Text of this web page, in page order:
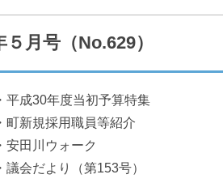
組織で探す
広報
月号（No.629）
・平成30年度当初予算特集
・町新規採用職員等紹介
・安田川ウォーク
・議会だより（第153号）